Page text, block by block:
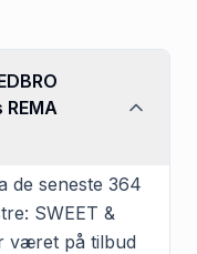
de seneste 364
SWEET &
været på tilbud